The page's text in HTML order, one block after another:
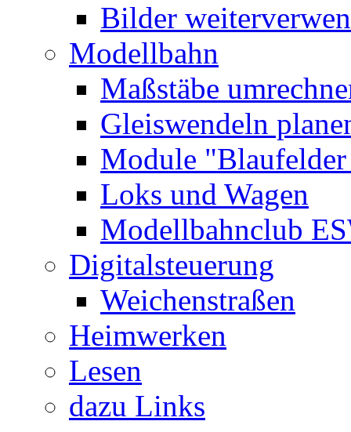
Bilder
Modellbahn
Maßstäbe
Gleiswendeln
Module
Loks und Wagen
Modellbahnclub
Digitalsteuerung
Weichenstraßen
Heimwerken
Lesen
dazu Links